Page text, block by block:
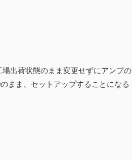
出荷状態のまま変更せずにアンプの
まま、セットアップすることになる